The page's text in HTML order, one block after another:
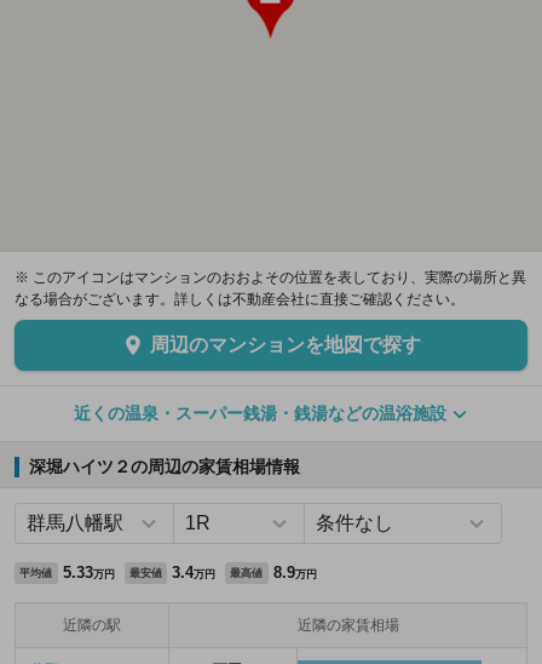
※ このアイコンはマンションのおおよその位置を表しており、実際の場所と異
なる場合がございます。詳しくは不動産会社に直接ご確認ください。
周辺のマンションを地図で探す
近くの温泉・スーパー銭湯・銭湯などの温浴施設
深堀ハイツ２の周辺の家賃相場情報
平均値 5.33万円 最安値 3.4万円 最高値 8.9万円
近隣の駅 近隣の家賃相場